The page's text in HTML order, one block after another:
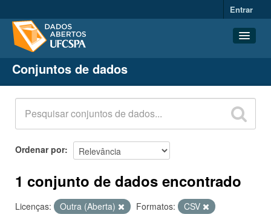
Entrar
Conjuntos de dados
Organizações
Grupos
Sobre
Conjuntos de dados
Ordenar por
1 conjunto de dados encontrado
Licenças: Outra (Aberta) Formatos:
CSV